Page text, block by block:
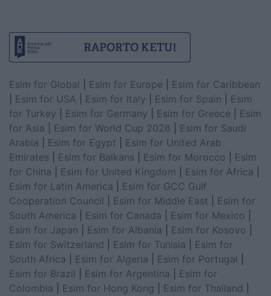
Esim for Global Esim for Europe
Esim for Caribbean
Esim for USA Esim for Italy Esim for Spain
Esim
for Turkey
Esim for Germany Esim for Greece
Esim
for Asia
Esim for World Cup 2026
Esim for Saudi
Arabia
Esim for Egypt
Esim for United Arab
Emirates
Esim for Balkans Esim for Morocco
Esim
for China
Esim for United Kingdom Esim for Africa
Esim for Latin America
Esim for GCC Gulf
Cooperation Council
Esim for Middle East
Esim for
South America
Esim for Canada Esim for Mexico
Esim for Japan
Esim for Albania Esim for Kosovo
Esim for Switzerland
Esim for Tunisia
Esim for
South Africa
Esim for Algeria Esim for Portugal
Esim for Brazil
Esim for Argentina
Esim for
Colombia
Esim for Hong Kong Esim for Thailand